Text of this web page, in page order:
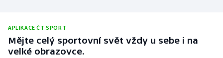
Parasport
APLIKACE ČT SPORT
Mějte celý sportovní svět vždy u sebe i na
velké obrazovce.